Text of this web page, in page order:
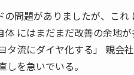
の問題がありましたが、これ
にはまだまだ改善の余地が
タ流にダイヤ化する」 親会
を急いでいる。